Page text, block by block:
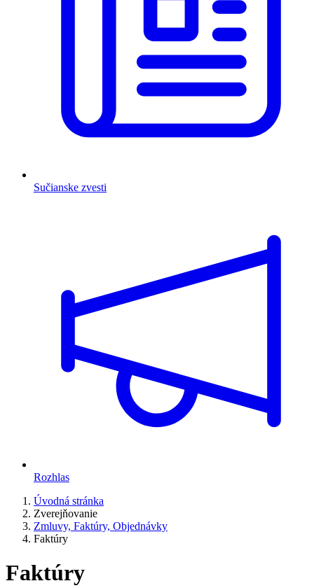
Sučianske zvesti
Rozhlas
Úvodná stránka
Zverejňovanie
Zmluvy, Faktúry, Objednávky
Faktúry
Faktúry